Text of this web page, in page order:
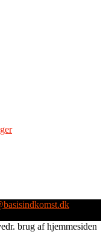
brug af hjemmesiden